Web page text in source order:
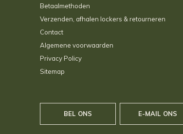
Betaalmethoden
Verzenden, afhalen lockers & retourneren
Contact
Algemene voorwaarden
Privacy Policy
Sitemap
BEL ONS E-MAIL ONS